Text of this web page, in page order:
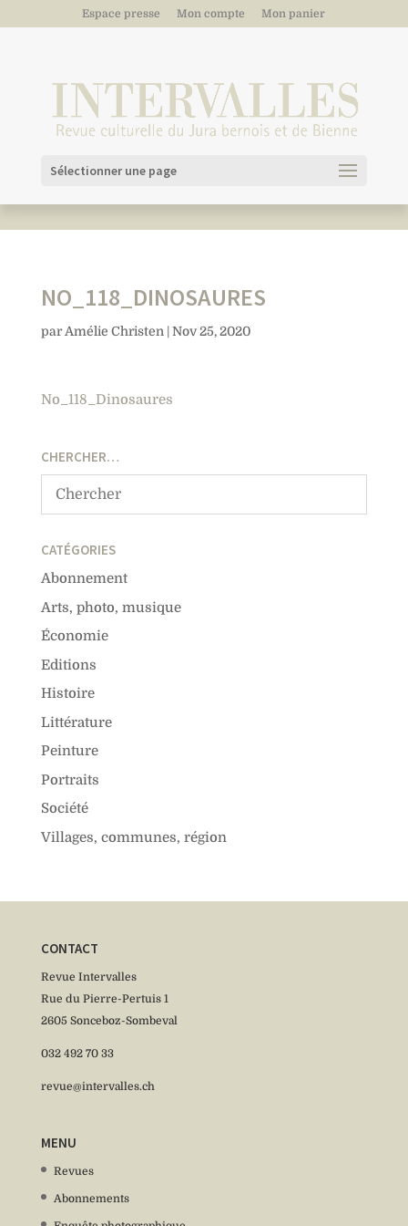
Espace presse Mon compte Mon panier
Sélectionner une page
NO_118_DINOSAURES
parAmélie Christen | Nov 25, 2020
No_118_Dinosaures
CHERCHER…
CATÉGORIES
Abonnement
Arts, photo, musique
Économie
Editions
Histoire
Littérature
Peinture
Portraits
Société
Villages, communes, région
CONTACT
Revue Intervalles
Rue du Pierre-Pertuis 1
2605 Sonceboz-Sombeval
032 492 70 33
revue@intervalles.ch
MENU
Revues
Abonnements